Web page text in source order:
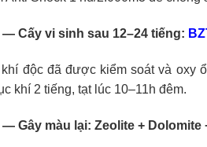
Cấy vi sinh sau 12–24 tiếng:
độc đã được kiểm soát và oxy
khí 2 tiếng, tạt lúc 10–11h đêm.
Gây màu lại: Zeolite + Dolomite